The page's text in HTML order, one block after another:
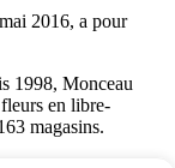
2016, a pour
1998, Monceau
en libre-
magasins.